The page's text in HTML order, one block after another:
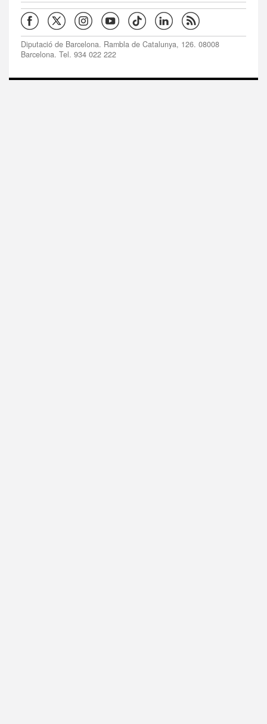
Diputació de Barcelona. Rambla de Catalunya, 126. 08008
Barcelona. Tel. 934 022 222